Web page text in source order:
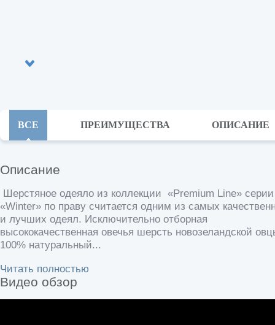
ВСЕ ПРЕИМУЩЕСТВА ОПИСАНИЕ
Описание
Шерстяное одеяло из коллекции «Premium Line»
«Winter» по праву считается одним из самых
и лучших одеял. Исключительно отборная
высококачественная овечья шерсть новозеландской
100% натуральный...
Читать полностью
Видео обзор